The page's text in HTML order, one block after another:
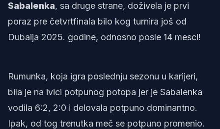
Sabalenka, sa druge strane, doživela je prvi
poraz pre četvrtfinala bilo kog turnira još od
Dubaija 2025. godine, odnosno posle 14 mesci!
Rumunka, koja igra poslednju sezonu u karijeri,
bila je na ivici potpunog potopa jer je Sabalenka
vodila 6:2, 2:0 i delovala potpuno dominantno.
Ipak, od tog trenutka meč se potpuno promenio.